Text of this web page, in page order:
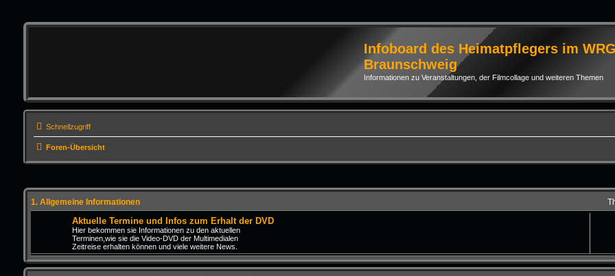
Infoboard des Heimatpflegers im WRG
Braunschweig
Informationen zu Veranstaltungen, der Filmcollage und weiteren Themen
Schnellzugriff
Foren-Übersicht
1. Allgemeine Informationen
Aktuelle Termine und Infos zum Erhalt der DVD
Hier bekommen sie Informationen zu den aktuellen
Terminen,wie sie die Video-DVD der Multimedialen
Zeitreise erhalten können und viele weitere News.